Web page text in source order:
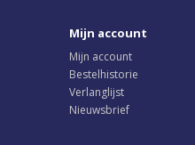
Mijn account
Mijn account
Bestelhistorie
Verlanglijst
Nieuwsbrief